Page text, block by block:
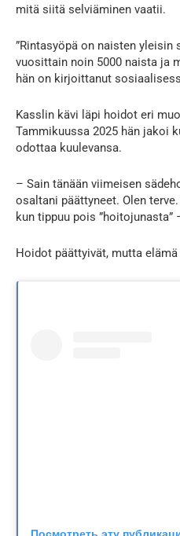
mitä siitä selviäminen vaatii.
”Rintasyöpä on naisten yleisin
vuosittain noin 5000 naista ja
hän on kirjoittanut
Kasslin kävi läpi hoidot eri
Tammikuussa 2025 hän jakoi
odottaa kuulevansa.
– Sain tänään viimeisen
osaltani päättyneet. Olen
kun tippuu pois
Hoidot päättyivät, mutta